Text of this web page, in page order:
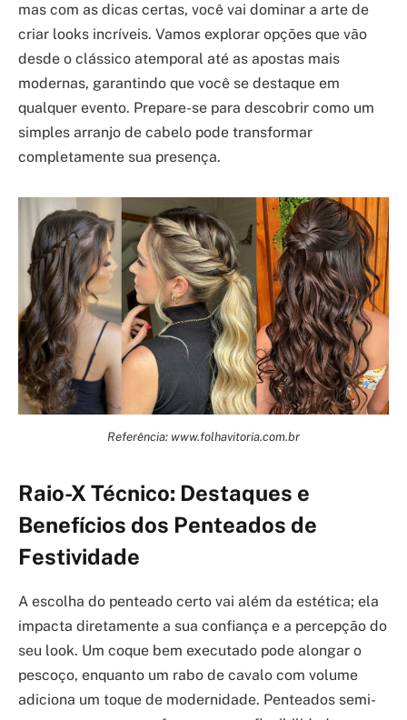
mas com as dicas certas, você vai dominar a arte de
criar looks incríveis. Vamos explorar opções que vão
desde o clássico atemporal até as apostas mais
modernas, garantindo que você se destaque em
qualquer evento. Prepare-se para descobrir como um
simples arranjo de cabelo pode transformar
completamente sua presença.
Referência: www.folhavitoria.com.br
Raio-X Técnico: Destaques e
Benefícios dos Penteados de
Festividade
A escolha do penteado certo vai além da estética; ela
impacta diretamente a sua confiança e a percepção do
seu look. Um coque bem executado pode alongar o
pescoço, enquanto um rabo de cavalo com volume
adiciona um toque de modernidade. Penteados semi-